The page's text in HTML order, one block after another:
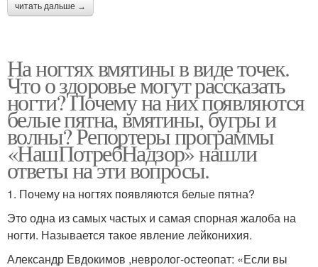
читать дальше →
На ногтях вмятины в виде точек.
Что о здоровье могут рассказать
ногти? Почему на них появляются
белые пятна, вмятины, бугры и
волны? Репортеры программы
«НашПотребНадзор» нашли
ответы на эти вопросы.
1. Почему на ногтях появляются белые пятна?
Это одна из самых частых и самая спорная жалоба на
ногти. Называется такое явление лейконихия.
Александр Евдокимов ,невролог-остеопат: «Если вы